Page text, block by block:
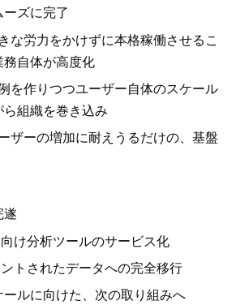
ズに完了
な労力をかけずに本格稼働させるこ
自体が高度化
を作りつつユーザー自体のスケール
組織を巻き込み
ザーの増加に耐えうるだけの、基盤
遂
け分析ツールのサービス化
トされたデータへの完全移行
ルに向けた、次の取り組みへ